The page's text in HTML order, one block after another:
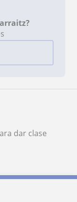
dar clase